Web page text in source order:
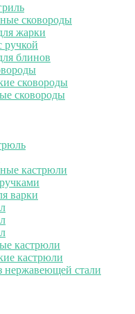
сковороды
жарки
ручкой
блинов
сковороды
сковороды
кастрюли
варки
кастрюли
кастрюли
нержавеющей стали